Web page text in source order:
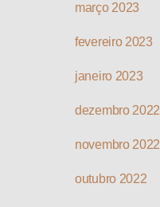
março 2023
fevereiro 2023
janeiro 2023
dezembro 2022
novembro 2022
outubro 2022